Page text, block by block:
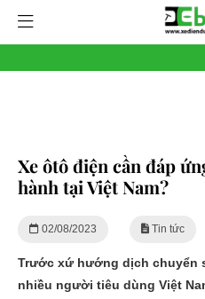
Xe ôtô điện cần đáp
hành tại Việt Nam?
02/08/2023 Tin tức
Trước xứ hướng dịch chuyển
nhiều người tiêu dùng Việt